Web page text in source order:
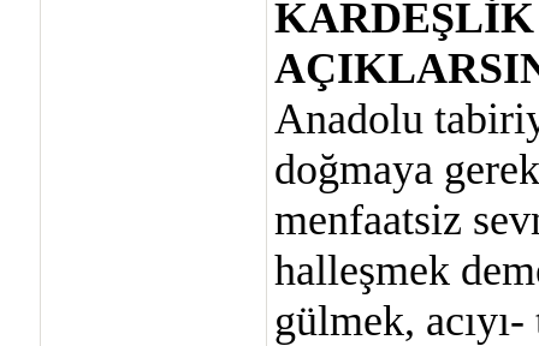
Anadolu
doğmaya
menfaatsiz
halleşmek
gülmek,